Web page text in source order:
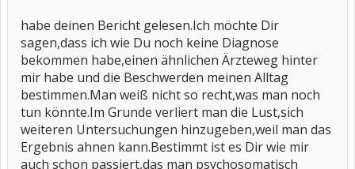
habe deinen Bericht gelesen.Ich möchte Dir
sagen,dass ich wie Du noch keine Diagnose
bekommen habe,einen ähnlichen Ärzteweg hinter
mir habe und die Beschwerden meinen Alltag
bestimmen.Man weiß nicht so recht,was man noch
tun könnte.Im Grunde verliert man die Lust,sich
weiteren Untersuchungen hinzugeben,weil man das
Ergebnis ahnen kann.Bestimmt ist es Dir wie mir
auch schon passiert,das man psychosomatisch